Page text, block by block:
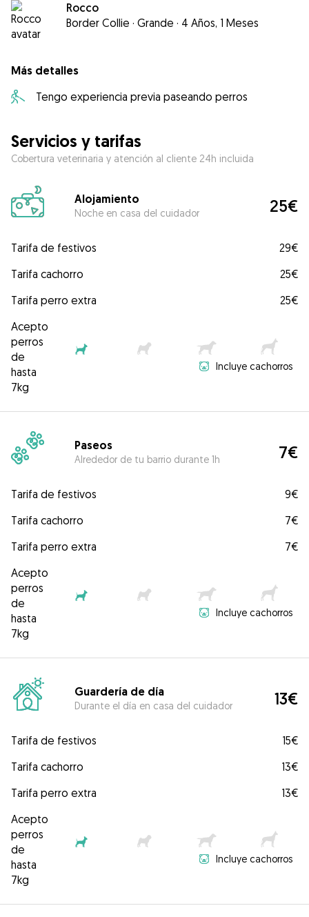
Rocco
Border Collie · Grande · 4 Años, 1 Meses
Más detalles
Tengo experiencia previa paseando perros
Servicios y tarifas
Cobertura veterinaria y atención al cliente 24h incluida
Alojamiento
Noche en casa del cuidador 25€
Tarifa de festivos
29€
Tarifa cachorro
25€
Tarifa perro extra
25€
Acepto
perros
de
hasta
7kg
Incluye cachorros
Paseos
Alrededor de tu barrio durante 1h 7€
Tarifa de festivos
9€
Tarifa cachorro
7€
Tarifa perro extra
7€
Acepto
perros
de
hasta
7kg
Incluye cachorros
Guardería de día
Durante el día en casa del cuidador 13€
Tarifa de festivos
15€
Tarifa cachorro
13€
Tarifa perro extra
13€
Acepto
perros
de
hasta
7kg
Incluye cachorros